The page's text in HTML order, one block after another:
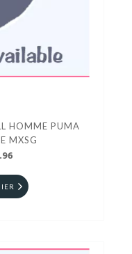
HOMME PUMA
MXSG